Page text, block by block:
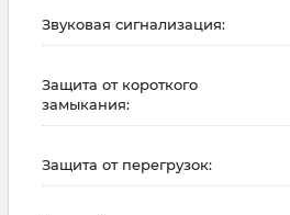
Звуковая сигнализация:
Защита от короткого
замыкания:
Защита от перегрузок: